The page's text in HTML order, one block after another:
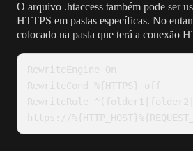
O arquivo .htaccess também pode ser
HTTPS em pastas específicas. No
colocado na pasta que terá a conexão
RewriteEngine On
RewriteCond %{HTTPS} off
RewriteRule
https://